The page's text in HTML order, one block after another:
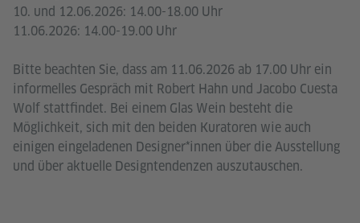
10. und 12.06.2026: 14.00-18.00 Uhr
11.06.2026: 14.00-19.00 Uhr
Bitte beachten Sie, dass am 11.06.2026 ab 17.00 Uhr ein
informelles Gespräch mit Robert Hahn und Jacobo Cuesta
Wolf stattfindet. Bei einem Glas Wein besteht die
Möglichkeit, sich mit den beiden Kuratoren wie auch
einigen eingeladenen Designer*innen über die Ausstellung
und über aktuelle Designtendenzen auszutauschen.